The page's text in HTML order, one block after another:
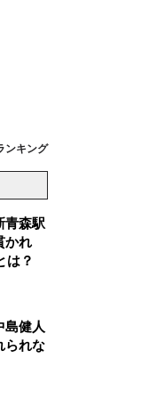
ンキング
青森駅
かれ
は？
島健人
られな